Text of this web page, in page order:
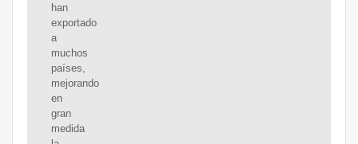
han
exportado
a
muchos
países,
mejorando
en
gran
medida